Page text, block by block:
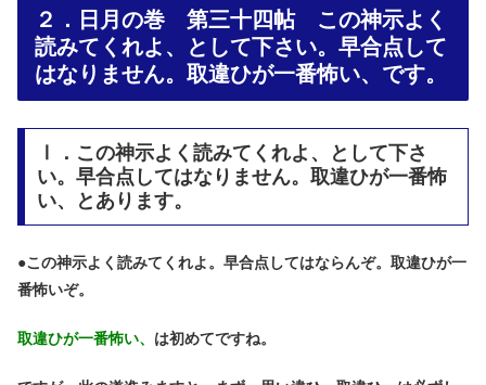
２．日月の巻 第三十四帖 この神示よく
読みてくれよ、として下さい。早合点して
はなりません。取違ひが一番怖い、です。
Ⅰ．この神示よく読みてくれよ、として下さ
い。早合点してはなりません。取違ひが一番怖
い、とあります。
●この神示よく読みてくれよ。早合点してはならんぞ。取違ひが一
番怖いぞ。
取違ひが一番怖い、 は初めてですね。